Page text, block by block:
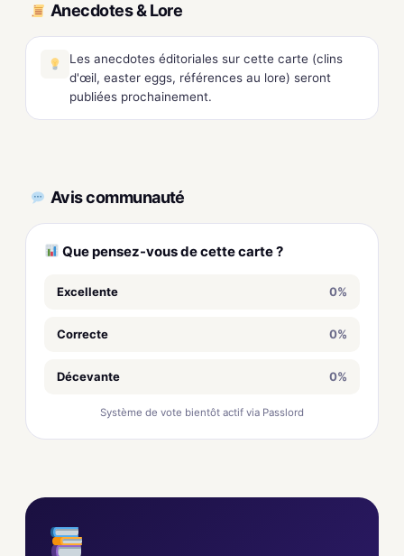
Anecdotes & Lore
Les anecdotes éditoriales sur cette carte (clins
d'œil, easter eggs, références au lore) seront
publiées prochainement.
Avis communauté
Que pensez-vous de cette carte ?
Excellente 0%
Correcte 0%
Décevante 0%
Système de vote bientôt actif via Passlord